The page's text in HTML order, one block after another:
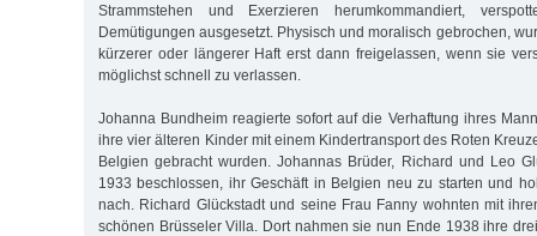
Strammstehen und Exerzieren herumkommandiert,
Demütigungen ausgesetzt. Physisch und moralisch gebrochen,
kürzerer oder längerer Haft erst dann freigelassen, wenn sie
möglichst schnell zu verlassen.
Johanna Bundheim reagierte sofort auf die Verhaftung ihres
ihre vier älteren Kinder mit einem Kindertransport des Roten
Belgien gebracht wurden. Johannas Brüder, Richard und Leo
1933 beschlossen, ihr Geschäft in Belgien neu zu starten und
nach. Richard Glückstadt und seine Frau Fanny wohnten mit
schönen Brüsseler Villa. Dort nahmen sie nun Ende 1938 ihre